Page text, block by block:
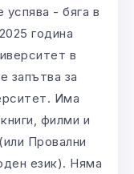
успява - бяга в
година
в
запътва за
Има
филми и
Провални
език). Няма